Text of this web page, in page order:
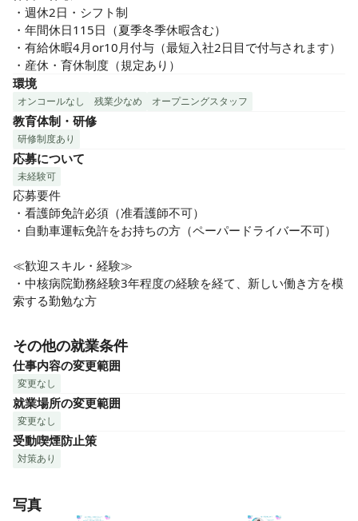
・週休2日・シフト制
・年間休日115日（夏季冬季休暇含む）
・有給休暇4月or10月付与（最短入社2日目で付与されます）
・産休・育休制度（規定あり）
環境
オンコールなし 残業少なめ オープニングスタッフ
教育体制・研修
研修制度あり
応募について
未経験可
応募要件
・看護師免許必須（准看護師不可）
・自動車運転免許をお持ちの方（ペーパードライバー不可）
≪歓迎スキル・経験≫
・中核病院勤務経験3年程度の経験を経て、新しい働き方を模
索する勤勉な方
その他の就業条件
仕事内容の変更範囲
変更なし
就業場所の変更範囲
変更なし
受動喫煙防止策
対策あり
写真